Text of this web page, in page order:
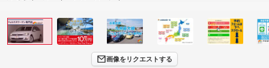
画像をリクエストする